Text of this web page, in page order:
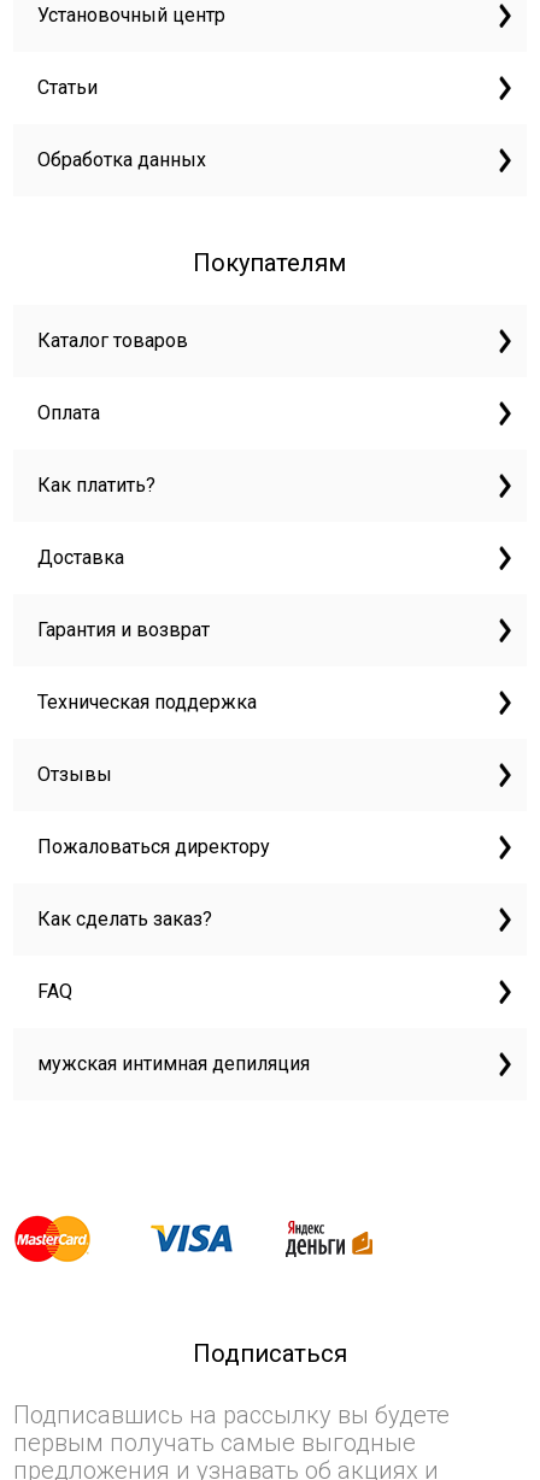
Установочный центр
Статьи
Обработка данных
Покупателям
Каталог товаров
Оплата
Как платить?
Доставка
Гарантия и возврат
Техническая поддержка
Отзывы
Пожаловаться директору
Как сделать заказ?
FAQ
мужская интимная депиляция
Подписаться
Подписавшись на рассылку вы будете
первым получать самые выгодные
предложения и узнавать об акциях и